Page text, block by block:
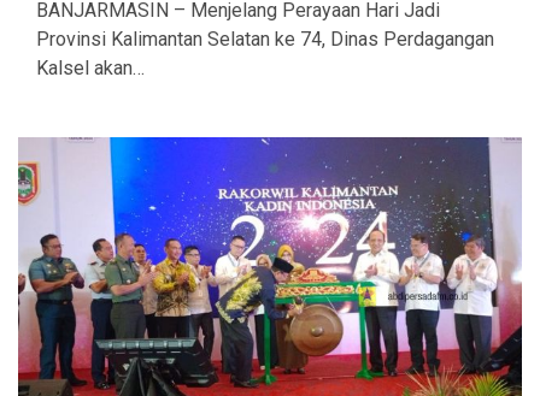
BANJARMASIN – Menjelang Perayaan Hari Jadi
Provinsi Kalimantan Selatan ke 74, Dinas Perdagangan
Kalsel akan…